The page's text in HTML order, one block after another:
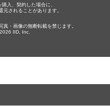
入、契約した場合に、
元されることがあります。
・画像の無断転載を禁じます。
IID, Inc.